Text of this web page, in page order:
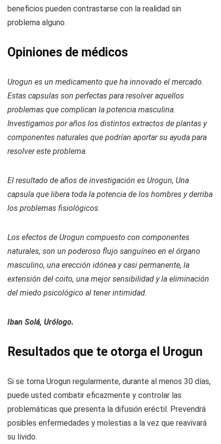
beneficios pueden contrastarse con la realidad sin
problema alguno.
Opiniones de médicos
Urogun es un medicamento que ha innovado el mercado.
Estas capsulas son perfectas para resolver aquellos
problemas que complican la potencia masculina.
Investigamos por años los distintos extractos de plantas y
componentes naturales que podrían aportar su ayuda para
resolver este problema.
El resultado de años de investigación es Urogun, Una
capsula que libera toda la potencia de los hombres y derriba
los problemas fisiológicos.
Los efectos de Urogun compuesto con componentes
naturales, son un poderoso flujo sanguíneo en el órgano
masculino, una erección idónea y casi permanente, la
extensión del coito, una mejor sensibilidad y la eliminación
del miedo psicológico al tener intimidad.
Iban Solá, Urólogo.
Resultados que te otorga el Urogun
Si se toma Urogun regularmente, durante al menos 30 días,
puede usted combatir eficazmente y controlar las
problemáticas que presenta la difusión eréctil. Prevendrá
posibles enfermedades y molestias a la vez que reavivará
su lívido.